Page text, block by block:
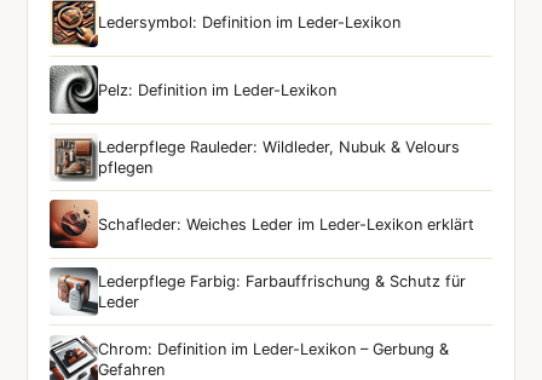
Ledersymbol: Definition im Leder-Lexikon
Pelz: Definition im Leder-Lexikon
Lederpflege Rauleder: Wildleder, Nubuk & Velours
pflegen
Schafleder: Weiches Leder im Leder-Lexikon erklärt
Lederpflege Farbig: Farbauffrischung & Schutz für
Leder
Chrom: Definition im Leder-Lexikon – Gerbung &
Gefahren